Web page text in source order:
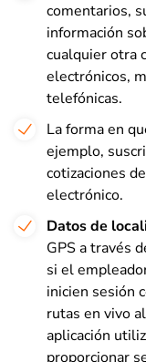
comentarios,
información
cualquier otra
electrónicos,
telefónicas.
La forma en
ejemplo,
cotizaciones
electrónico.
Datos de
GPS a través
si el
inicien sesión
rutas en vivo
aplicación
proporcionar